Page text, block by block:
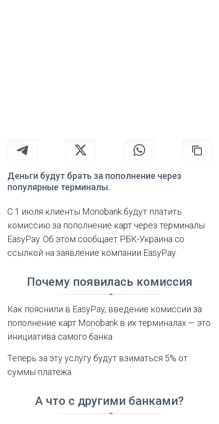
Деньги будут брать за пополнение через
популярные терминалы.
С 1 июля клиенты Monobank будут платить
комиссию за пополнение карт через терминалы
EasyPay. Об этом сообщает РБК-Украина со
ссылкой на заявление компании EasyPay.
Почему появилась комиссия
Как пояснили в EasyPay, введение комиссии за
пополнение карт Monobank в их терминалах — это
инициатива самого банка.
Теперь за эту услугу будут взиматься 5% от
суммы платежа.
А что с другими банками?